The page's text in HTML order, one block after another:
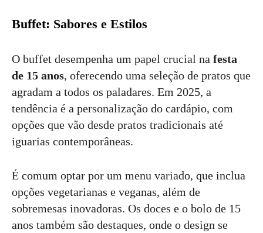
Buffet: Sabores e Estilos
O buffet desempenha um papel crucial na festa
de 15 anos, oferecendo uma seleção de pratos que
agradam a todos os paladares. Em 2025, a
tendência é a personalização do cardápio, com
opções que vão desde pratos tradicionais até
iguarias contemporâneas.
É comum optar por um menu variado, que inclua
opções vegetarianas e veganas, além de
sobremesas inovadoras. Os doces e o bolo de 15
anos também são destaques, onde o design se